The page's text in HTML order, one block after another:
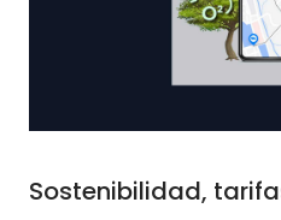
Sostenibilidad,